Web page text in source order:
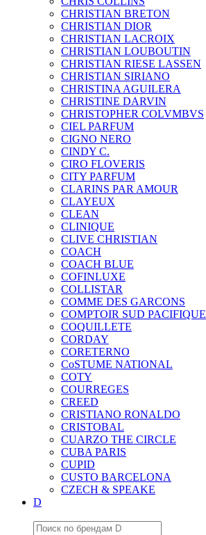
CHRISTIAN BRETON
CHRISTIAN DIOR
CHRISTIAN LACROIX
CHRISTIAN LOUBOUTIN
CHRISTIAN RIESE LASSEN
CHRISTIAN SIRIANO
CHRISTINA AGUILERA
CHRISTINE DARVIN
CHRISTOPHER COLVMBVS
CIEL PARFUM
CIGNO NERO
CINDY C.
CIRO FLOVERIS
CITY PARFUM
CLARINS PAR AMOUR
CLAYEUX
CLEAN
CLINIQUE
CLIVE CHRISTIAN
COACH
COACH BLUE
COFINLUXE
COLLISTAR
COMME DES GARCONS
COMPTOIR SUD PACIFIQUE
COQUILLETE
CORDAY
CORETERNO
CoSTUME NATIONAL
COTY
COURREGES
CREED
CRISTIANO RONALDO
CRISTOBAL
CUARZO THE CIRCLE
CUBA PARIS
CUPID
CUSTO BARCELONA
CZECH & SPEAKE
D